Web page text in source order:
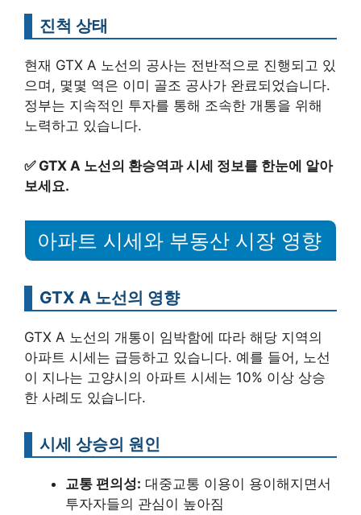
진척 상태
현재 GTX A 노선의 공사는 전반적으로 진행되고 있
으며, 몇몇 역은 이미 골조 공사가 완료되었습니다.
정부는 지속적인 투자를 통해 조속한 개통을 위해
노력하고 있습니다.
✅ GTX A 노선의 환승역과 시세 정보를 한눈에 알아
보세요.
아파트 시세와 부동산 시장 영향
GTX A 노선의 영향
GTX A 노선의 개통이 임박함에 따라 해당 지역의
아파트 시세는 급등하고 있습니다. 예를 들어, 노선
이 지나는 고양시의 아파트 시세는 10% 이상 상승
한 사례도 있습니다.
시세 상승의 원인
교통 편의성: 대중교통 이용이 용이해지면서
투자자들의 관심이 높아짐